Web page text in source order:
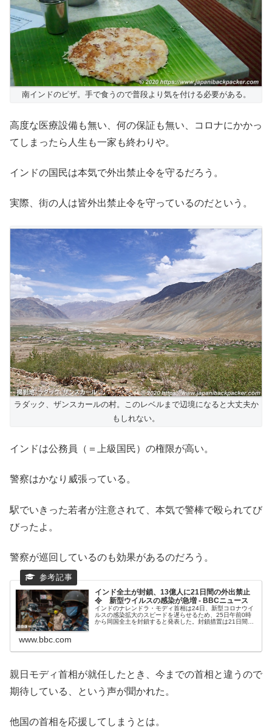
南インドのピザ。手で食うので普段より気を付ける必要がある。
高度な医療設備も無い、何の保証も無い、コロナにかかっ
てしまったら人生も一家も終わりや。
インドの国民は本気で外出禁止令を守るだろう。
実際、街の人は皆外出禁止令を守っているのだという。
ラダック、ザンスカールの村。このレベルまで辺境になると大丈夫か
もしれない。
インドは公務員（＝上級国民）の権限が高い。
警察はかなり威張っている。
駅でいきった若者が注意されて、本気で警棒で殴られてび
びったよ。
警察が巡回しているのも効果があるのだろう。
インド全土が封鎖、13億人に21日間の外出禁止
令 新型ウイルスの感染が急増 - BBCニュース
インドのナレンドラ・モディ首相は24日、新型コロナウイ
ルスの感染拡大のスピードを遅らせるため、25日午前0時
から同国全土を封鎖すると発表した。封鎖措置は21日間続
www.bbc.com
親日モディ首相が就任したとき、今までの首相と違うので
期待している、という声が聞かれた。
他国の首相を応援してしまうとは。